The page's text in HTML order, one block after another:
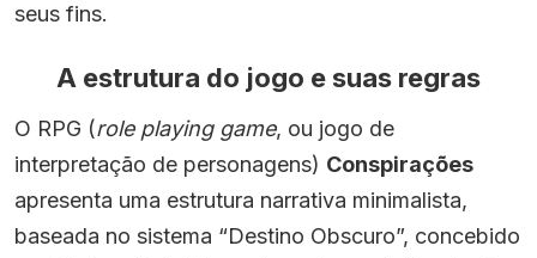
seus fins.
A estrutura do jogo e suas regras
O RPG (role playing game, ou jogo de
interpretação de personagens) Conspirações
apresenta uma estrutura narrativa minimalista,
baseada no sistema “Destino Obscuro”, concebido